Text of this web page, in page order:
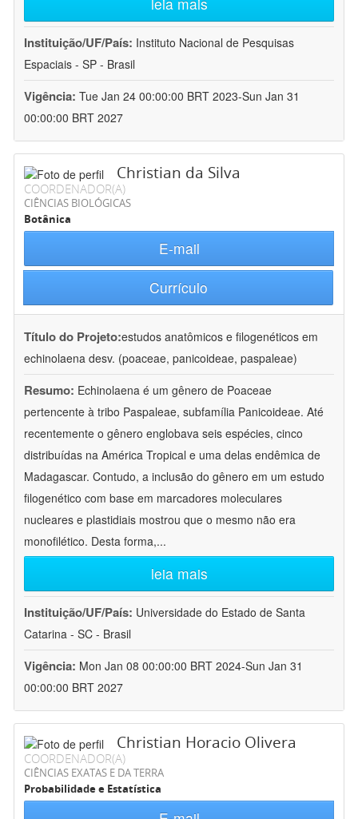
Instituição/UF/País: Instituto Nacional de Pesquisas
Espaciais - SP - Brasil
Vigência: Tue Jan 24 00:00:00 BRT 2023-Sun Jan 31
00:00:00 BRT 2027
Christian da Silva
COORDENADOR(A)
CIÊNCIAS BIOLÓGICAS
Botânica
E-mail
Currículo
Título do Projeto:estudos anatômicos e filogenéticos em
echinolaena desv. (poaceae, panicoideae, paspaleae)
Resumo: Echinolaena é um gênero de Poaceae
pertencente à tribo Paspaleae, subfamília Panicoideae. Até
recentemente o gênero englobava seis espécies, cinco
distribuídas na América Tropical e uma delas endêmica de
Madagascar. Contudo, a inclusão do gênero em um estudo
filogenético com base em marcadores moleculares
nucleares e plastidiais mostrou que o mesmo não era
monofilético. Desta forma,...
leia mais
Instituição/UF/País: Universidade do Estado de Santa
Catarina - SC - Brasil
Vigência: Mon Jan 08 00:00:00 BRT 2024-Sun Jan 31
00:00:00 BRT 2027
Christian Horacio Olivera
COORDENADOR(A)
CIÊNCIAS EXATAS E DA TERRA
Probabilidade e Estatística